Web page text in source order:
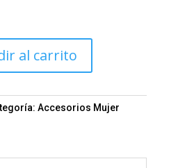
al carrito
Accesorios Mujer